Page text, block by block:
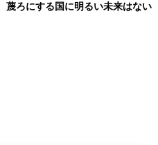
蔑ろにする国に明るい未来はない